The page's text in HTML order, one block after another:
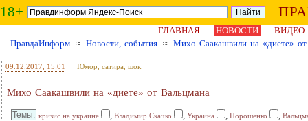
18+
ГЛАВНАЯ НОВОСТИ
ВИДЕО
ПравдаИнформ ≈ Новости, события ≈ Михо Саакашвили на «диете»
09.12.2017 , 15:01 Юмор, сатира, шок
Михо Саакашвили на «диете» от Вальцмана
кризис на украине , Владимир Скачко , Украина , Порошенко ,